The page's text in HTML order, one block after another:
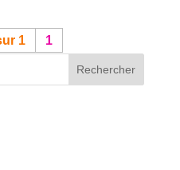
1 1
Rechercher